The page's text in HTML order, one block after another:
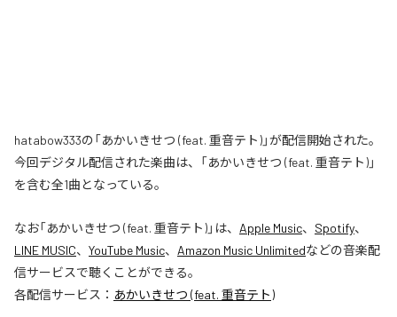
hatabow333の「あかいきせつ (feat. 重音テト)」が配信開始された。
今回デジタル配信された楽曲は、「あかいきせつ (feat. 重音テト)」
を含む全1曲となっている。
なお「あかいきせつ (feat. 重音テト)」は、 Apple Music、 Spotify、
LINE MUSIC、 YouTube Music、 Amazon Music Unlimitedなどの音楽配
信サービスで聴くことができる。
各配信サービス： あかいきせつ (feat. 重音テト)